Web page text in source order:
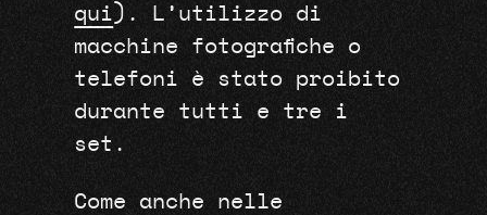
qui ). L’utilizzo di
macchine fotografiche o
telefoni è stato proibito
durante tutti e tre i
set.
Come anche nelle